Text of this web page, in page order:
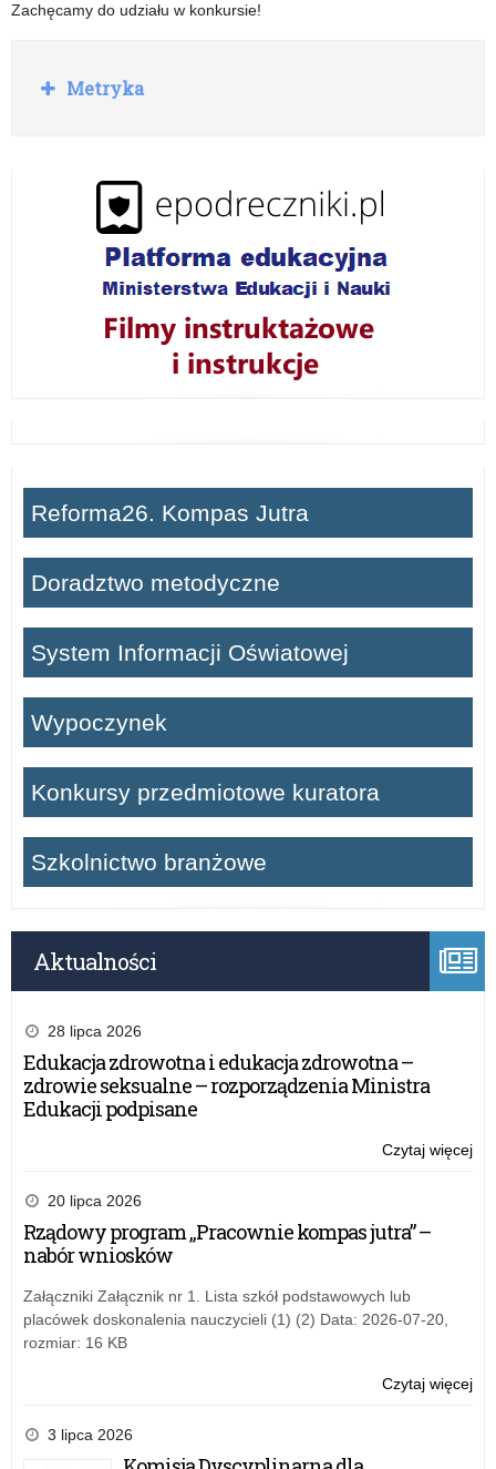
Zachęcamy do udziału w konkursie!
R
o
Metryka
Reforma26. Kompas Jutra
Doradztwo metodyczne
System Informacji Oświatowej
Wypoczynek
Konkursy przedmiotowe kuratora
Szkolnictwo branżowe
Aktualności
28 lipca 2026
Edukacja zdrowotna i edukacja zdrowotna –
zdrowie seksualne – rozporządzenia Ministra
Edukacji podpisane
Czytaj więcej
20 lipca 2026
Rządowy program „Pracownie kompas jutra” –
nabór wniosków
Załączniki Załącznik nr 1. Lista szkół podstawowych lub
placówek doskonalenia nauczycieli (1) (2) Data: 2026-07-20,
rozmiar: 16 KB
Czytaj więcej
3 lipca 2026